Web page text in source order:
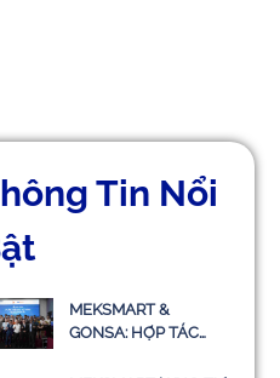
Tin Nổi
MEKSMART &
GONSA: HỢP TÁC